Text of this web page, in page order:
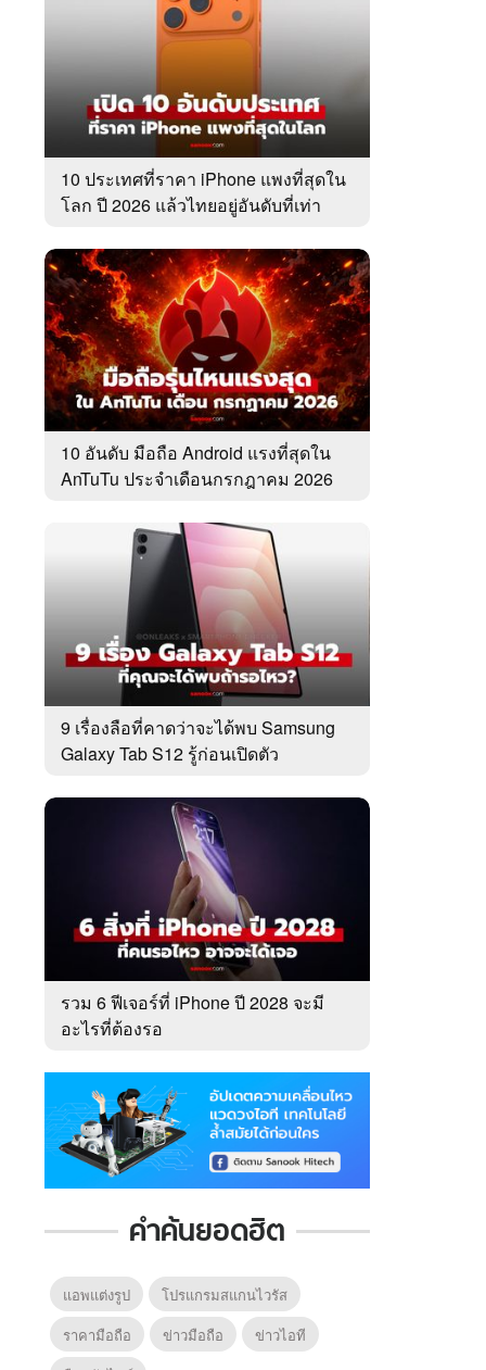
10 ประเทศที่ราคา iPhone แพงที่สุดใน
โลก ปี 2026 แล้วไทยอยู่อันดับที่เท่า
10 อันดับ มือถือ Android แรงที่สุดใน
AnTuTu ประจำเดือนกรกฎาคม 2026
9 เรื่องลือที่คาดว่าจะได้พบ Samsung
Galaxy Tab S12 รู้ก่อนเปิดตัว
รวม 6 ฟีเจอร์ที่ iPhone ปี 2028 จะมี
อะไรที่ต้องรอ
คำค้นยอดฮิต
แอพแต่งรูป
โปรแกรมสแกนไวรัส
ราคามือถือ
ข่าวมือถือ
ข่าวไอที